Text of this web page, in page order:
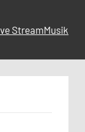
StreamMusik